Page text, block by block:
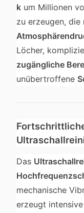
k um Millionen
zu erzeugen, die
Löcher,
zugängliche
unübertroffene
Das
mechanische
erzeugt intensive